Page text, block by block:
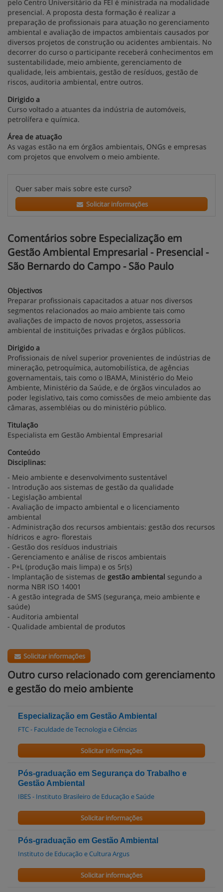
pelo Centro Universitário da FEI é ministrada na modalidade
presencial. A proposta desta formação é realizar a
preparação de profissionais para atuação no gerenciamento
ambiental e avaliação de impactos ambientais causados por
diversos projetos de construção ou acidentes ambientais. No
decorrer do curso o participante receberá conhecimentos em
sustentabilidade, meio ambiente, gerenciamento de
qualidade, leis ambientais, gestão de resíduos, gestão de
riscos, auditoria ambiental, entre outros.
Dirigido a
Curso voltado a atuantes da indústria de automóveis,
petrolífera e química.
Área de atuação
As vagas estão na em órgãos ambientais, ONGs e empresas
com projetos que envolvem o meio ambiente.
Quer saber mais sobre este curso?
Solicitar informações
Comentários sobre Especialização em
Gestão Ambiental Empresarial - Presencial -
São Bernardo do Campo - São Paulo
Objectivos
Preparar profissionais capacitados a atuar nos diversos
segmentos relacionados ao maio ambiente tais como
avaliações de impacto de novos projetos, assessoria
ambiental de instituições privadas e órgãos públicos.
Dirigido a
Profissionais de nível superior provenientes de indústrias de
mineração, petroquímica, automobilística, de agências
governamentais, tais como o IBAMA, Ministério do Meio
Ambiente, Ministério da Saúde, e de órgãos vinculados ao
poder legislativo, tais como comissões de meio ambiente das
câmaras, assembléias ou do ministério público.
Titulação
Especialista em Gestão Ambiental Empresarial
Conteúdo
Disciplinas:
- Meio ambiente e desenvolvimento sustentável
- Introdução aos sistemas de gestão da qualidade
- Legislação ambiental
- Avaliação de impacto ambiental e o licenciamento
ambiental
- Administração dos recursos ambientais: gestão dos recursos
hídricos e agro- florestais
- Gestão dos resíduos industriais
- Gerenciamento e análise de riscos ambientais
- P+L (produção mais limpa) e os 5r(s)
- Implantação de sistemas de gestão ambiental segundo a
norma NBR ISO 14001
- A gestão integrada de SMS (segurança, meio ambiente e
saúde)
- Auditoria ambiental
- Qualidade ambiental de produtos
Solicitar informações
Outro curso relacionado com gerenciamento
e gestão do meio ambiente
Especialização em Gestão Ambiental
FTC - Faculdade de Tecnologia e Ciências
Solicitar informações
Pós-graduação em Segurança do Trabalho e
Gestão Ambiental
IBES - Instituto Brasileiro de Educação e Saúde
Solicitar informações
Pós-graduação em Gestão Ambiental
Instituto de Educação e Cultura Argus
Solicitar informações